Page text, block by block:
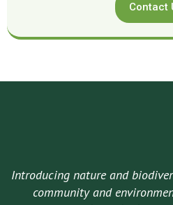
Contact
Introducing nature and
community and